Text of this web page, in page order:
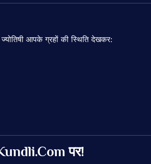
ज्योतिषी आपकेग्रहोंकीस्थितिदेखकर:
Comपर!